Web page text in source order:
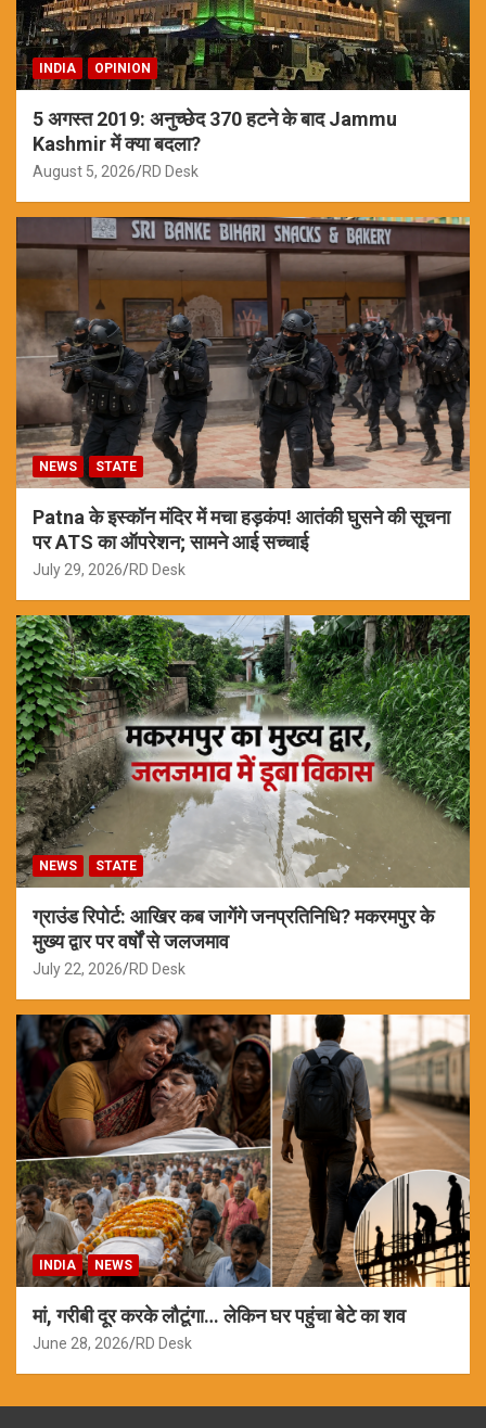
INDIA OPINION
5 अगस्त 2019: अनुच्छेद 370 हटने के बाद Jammu
Kashmir में क्या बदला?
August 5, 2026 RD Desk
NEWS STATE
Patna के इस्कॉन मंदिर में मचा हड़कंप! आतंकी घुसने की सूचना
पर ATS का ऑपरेशन; सामने आई सच्चाई
July 29, 2026 RD Desk
NEWS STATE
ग्राउंड रिपोर्ट: आखिर कब जागेंगे जनप्रतिनिधि? मकरमपुर के
मुख्य द्वार पर वर्षों से जलजमाव
July 22, 2026 RD Desk
INDIA NEWS
मां, गरीबी दूर करके लौटूंगा… लेकिन घर पहुंचा बेटे का शव
June 28, 2026 RD Desk